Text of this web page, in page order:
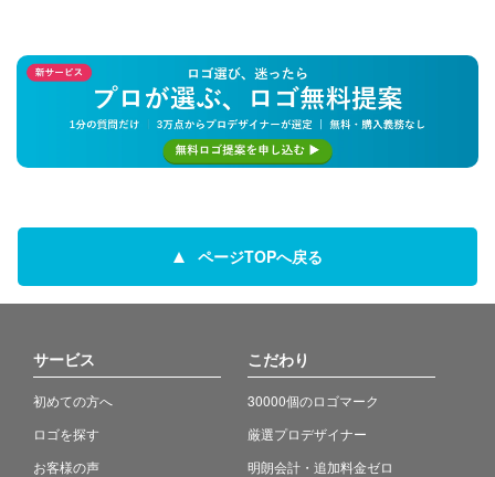
ページTOPへ戻る
サービス
初めての方へ
ロゴを探す
お客様の声
こだわり
30000個のロゴマーク
厳選プロデザイナー
明朗会計・追加料金ゼロ